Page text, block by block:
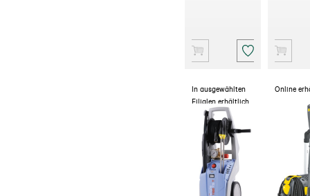
In ausgewählten
Filialen erhältlich
Online